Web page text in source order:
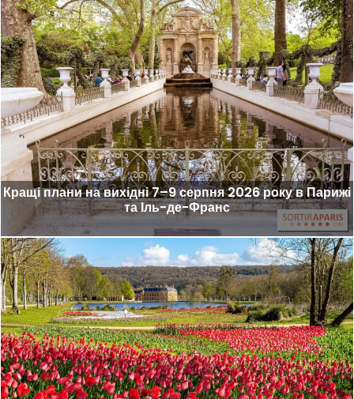
Кращі плани на вихідні 7–9 серпня 2026 року в Парижі
та Іль-де-Франс